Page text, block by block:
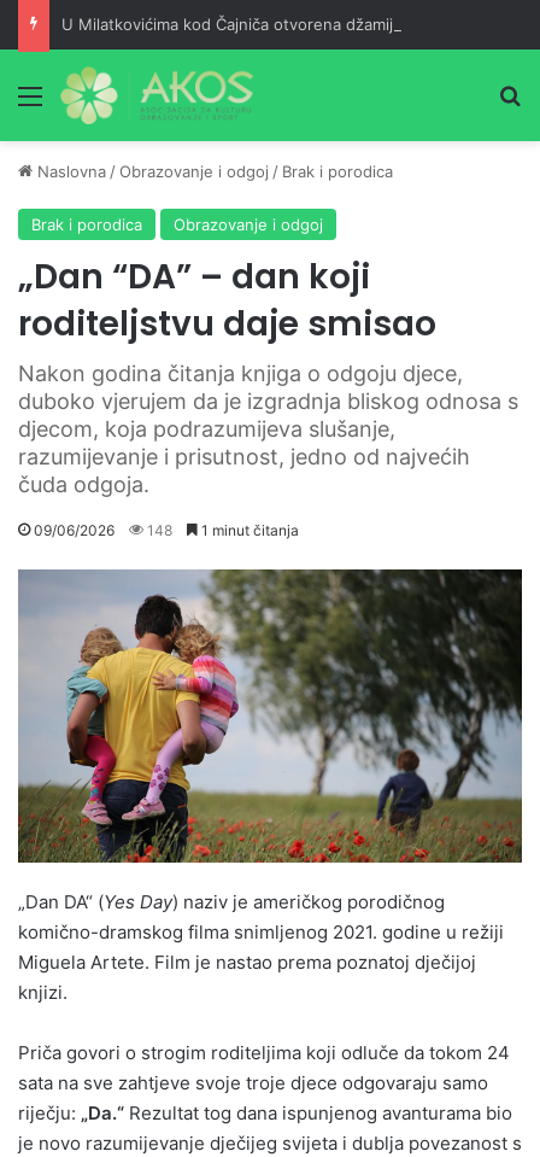
Meni
Naslovna /Obrazovanje i odgoj / Brak i porodica
Brak i porodica Obrazovanje i odgoj
„Dan “DA” – dan koji
roditeljstvu daje smisao
Nakon godina čitanja knjiga o odgoju djece,
duboko vjerujem da je izgradnja bliskog odnosa s
djecom, koja podrazumijeva slušanje,
razumijevanje i prisutnost, jedno od najvećih
čuda odgoja.
09/06/2026 148 1 minut čitanja
„Dan DA“ (Yes Day) naziv je američkog porodičnog
komično-dramskog filma snimljenog 2021. godine u režiji
Miguela Artete. Film je nastao prema poznatoj dječijoj
knjizi.
Priča govori o strogim roditeljima koji odluče da tokom 24
sata na sve zahtjeve svoje troje djece odgovaraju samo
riječju: „Da.“ Rezultat tog dana ispunjenog avanturama bio
je novo razumijevanje dječijeg svijeta i dublja povezanost s